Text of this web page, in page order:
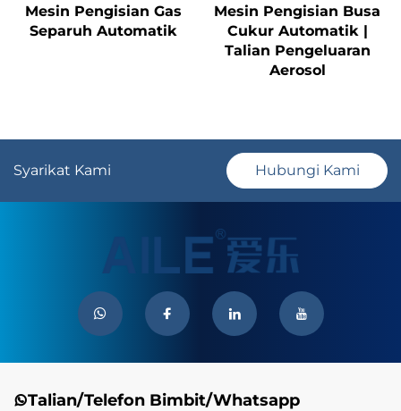
Mesin Pengisian Gas
Separuh Automatik
Mesin Pengisian Busa
Cukur Automatik |
Talian Pengeluaran
Aerosol
Syarikat Kami Hubungi Kami
Talian/Telefon Bimbit/Whatsapp